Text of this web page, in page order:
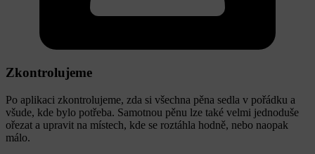
Zkontrolujeme
Po aplikaci zkontrolujeme, zda si všechna pěna sedla v pořádku a
všude, kde bylo potřeba. Samotnou pěnu lze také velmi jednoduše
ořezat a upravit na místech, kde se roztáhla hodně, nebo naopak
málo.